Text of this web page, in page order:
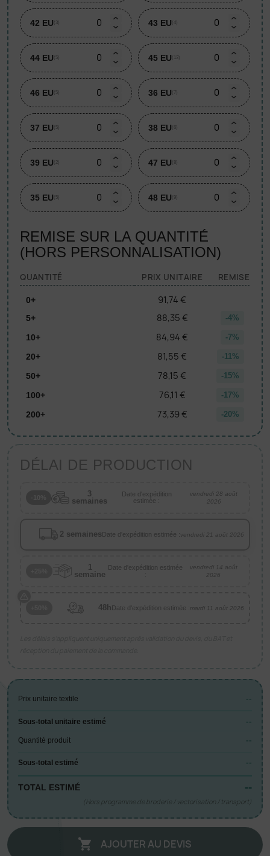
42 EU (3) 43 EU (4)
44 EU (5) 45 EU (13)
46 EU (5) 36 EU (7)
37 EU (5) 38 EU (6)
39 EU (2) 47 EU (8)
35 EU (5) 48 EU (9)
REMISE SUR LA QUANTITÉ
(HORS PERSONNALISATION)
QUANTITÉ PRIX UNITAIRE REMISE
0+ 91,74 €
5+ 88,35 € -4%
10+ 84,94 € -7%
20+ 81,55 € -11%
50+ 78,15 € -15%
100+ 76,11 € -17%
200+ 73,39 € -20%
DÉLAI DE PRODUCTION
3
semaines
Date d'expédition
estimée :
vendredi 28 août
2026
2 semainesDate d'expédition estimée :vendredi 21 août 2026
1
semaine
Date d'expédition estimée
:
vendredi 14 août
2026
48hDate d'expédition estimée :mardi 11 août 2026
Prix unitaire textile --
Sous-total unitaire estimé --
Quantité produit --
Sous-total estimé --
TOTAL ESTIMÉ --
(Hors programme de broderie / vectorisation / transport)
 AJOUTER AU DEVIS